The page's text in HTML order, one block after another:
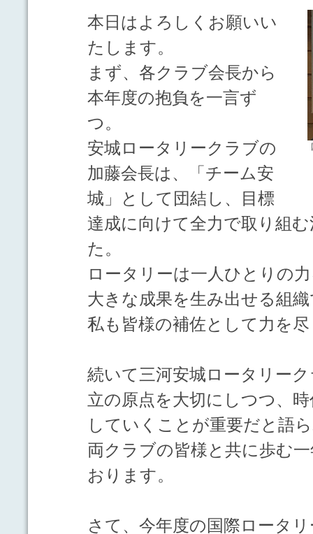
本日はよろしくお願いい
たします。
まず、各クラブ会長から
本年度の抱負を一言ず
つ。
安城ロータリークラブの
加藤会長は、「チーム安
城」として団結し、目標
達成に向けて全力で取り組
た。
ロータリーは一人ひとりの
大きな成果を生み出せる組
私も皆様の補佐として力を
続いて三河安城ロータリー
立の原点を大切にしつつ、
していくことが重要だと語
両クラブの皆様と共に歩む
おります。
さて、今年度の国際ロータ